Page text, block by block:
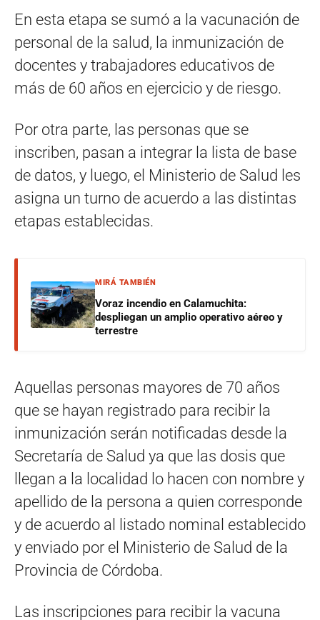
En esta etapa se sumó a la vacunación de
personal de la salud, la inmunización de
docentes y trabajadores educativos de
más de 60 años en ejercicio y de riesgo.
Por otra parte, las personas que se
inscriben, pasan a integrar la lista de base
de datos, y luego, el Ministerio de Salud les
asigna un turno de acuerdo a las distintas
etapas establecidas.
MIRÁ TAMBIÉN
Voraz incendio en Calamuchita:
despliegan un amplio operativo aéreo y
terrestre
Aquellas personas mayores de 70 años
que se hayan registrado para recibir la
inmunización serán notificadas desde la
Secretaría de Salud ya que las dosis que
llegan a la localidad lo hacen con nombre y
apellido de la persona a quien corresponde
y de acuerdo al listado nominal establecido
y enviado por el Ministerio de Salud de la
Provincia de Córdoba.
Las inscripciones para recibir la vacuna